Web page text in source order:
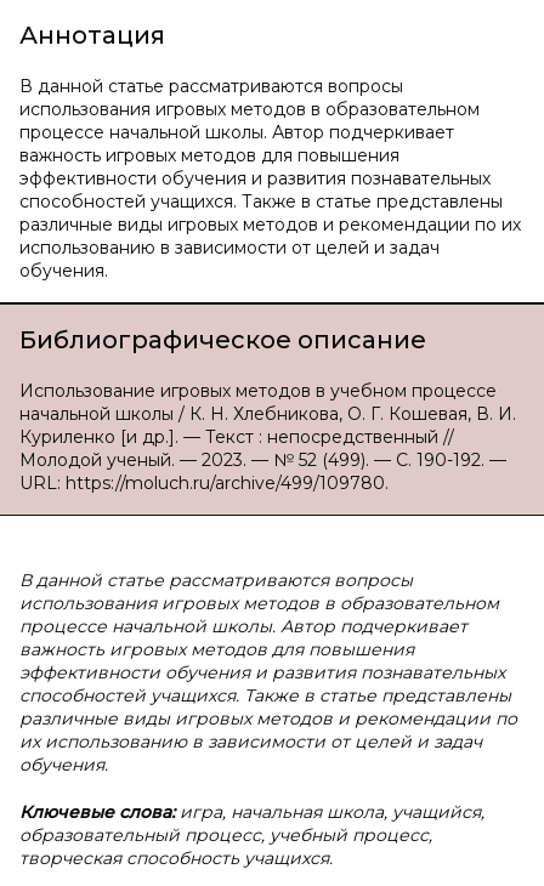
Аннотация
В данной статье рассматриваются вопросы
использования игровых методов в образовательном
процессе начальной школы. Автор подчеркивает
важность игровых методов для повышения
эффективности обучения и развития познавательных
способностей учащихся. Также в статье представлены
различные виды игровых методов и рекомендации по их
использованию в зависимости от целей и задач
обучения.
Библиографическое описание
Использование игровых методов в учебном процессе
начальной школы / К. Н. Хлебникова, О. Г. Кошевая, В. И.
Куриленко [и др.]. — Текст : непосредственный //
Молодой ученый. — 2023. — № 52 (499). — С. 190-192. —
URL: https://moluch.ru/archive/499/109780.
В данной статье рассматриваются вопросы
использования игровых методов в образовательном
процессе начальной школы. Автор подчеркивает
важность игровых методов для повышения
эффективности обучения и развития познавательных
способностей учащихся. Также в статье представлены
различные виды игровых методов и рекомендации по
их использованию в зависимости от целей и задач
обучения.
Ключевые слова:игра, начальная школа, учащийся,
образовательный процесс, учебный процесс,
творческая способность учащихся.